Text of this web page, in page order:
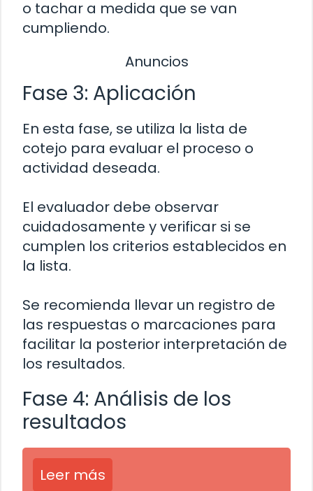
o tachar a medida que se van
cumpliendo.
Anuncios
Fase 3: Aplicación
En esta fase, se utiliza la lista de
cotejo para evaluar el proceso o
actividad deseada.
El evaluador debe observar
cuidadosamente y verificar si se
cumplen los criterios establecidos en
la lista.
Se recomienda llevar un registro de
las respuestas o marcaciones para
facilitar la posterior interpretación de
los resultados.
Fase 4: Análisis de los
resultados
Leer más